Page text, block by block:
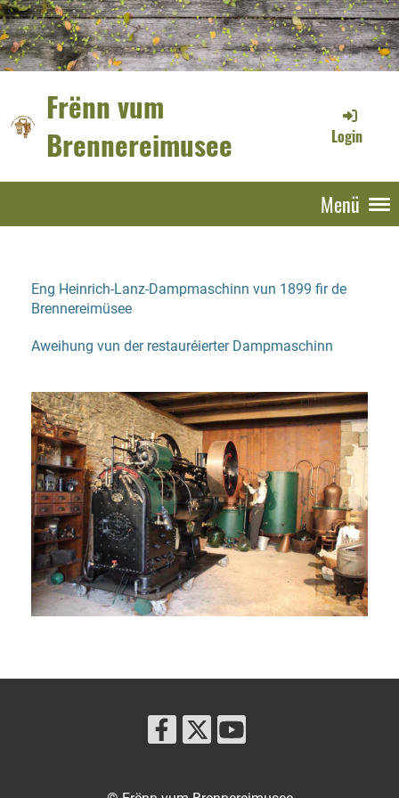
Frënn vum
Brennereimusee
Login
Menü
Eng Heinrich-Lanz-Dampmaschinn vun 1899 fir de
Brennereimüsee
Aweihung vun der restauréierter Dampmaschinn